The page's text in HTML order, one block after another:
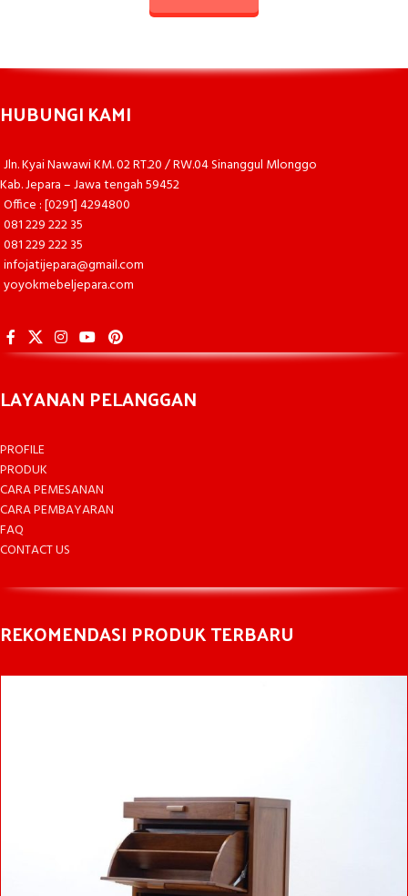
HUBUNGI KAMI
Jln. Kyai Nawawi KM. 02 RT.20 / RW.04 Sinanggul Mlonggo
Kab. Jepara – Jawa tengah 59452
Office : [0291] 4294800
081 229 222 35
081 229 222 35
infojatijepara@gmail.com
yoyokmebeljepara.com
LAYANAN PELANGGAN
PROFILE
PRODUK
CARA PEMESANAN
CARA PEMBAYARAN
FAQ
CONTACT US
REKOMENDASI PRODUK TERBARU